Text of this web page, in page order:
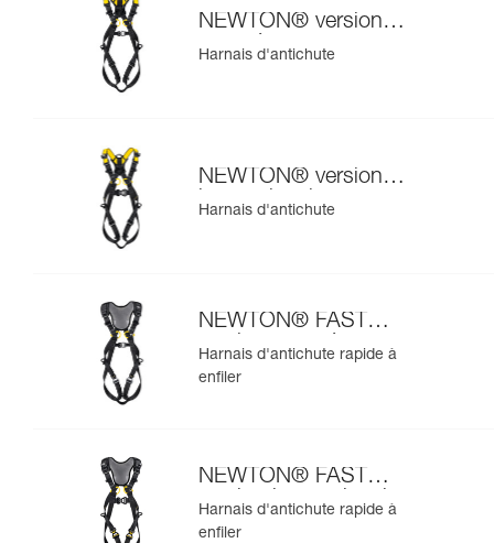
NEWTON® version
européenne
Harnais d'antichute
NEWTON® version
internationale
Harnais d'antichute
NEWTON® FAST
version européenne
Harnais d'antichute rapide à
enfiler
NEWTON® FAST
version internationale
Harnais d'antichute rapide à
enfiler